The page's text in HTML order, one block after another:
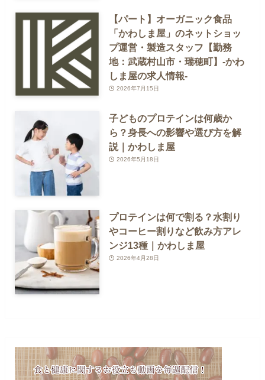
【パート】オーガニック食品
「かわしま屋」のネットショッ
プ運営・製造スタッフ【勤務
地：武蔵村山市・瑞穂町】-かわ
しま屋の求人情報-
2026年7月15日
子どものプロテインは何歳か
ら？身長への影響や選び方を解
説｜かわしま屋
2026年5月18日
プロテインは何で割る？水割り
やコーヒー割りなど飲み方アレ
ンジ13種｜かわしま屋
2026年4月28日